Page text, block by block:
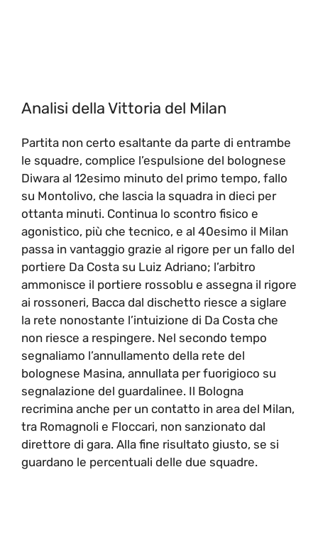
Analisi della Vittoria del Milan
Partita non certo esaltante da parte di entrambe
le squadre, complice l’espulsione del bolognese
Diwara al 12esimo minuto del primo tempo, fallo
su Montolivo, che lascia la squadra in dieci per
ottanta minuti. Continua lo scontro fisico e
agonistico, più che tecnico, e al 40esimo il Milan
passa in vantaggio grazie al rigore per un fallo del
portiere Da Costa su Luiz Adriano; l’arbitro
ammonisce il portiere rossoblu e assegna il rigore
ai rossoneri, Bacca dal dischetto riesce a siglare
la rete nonostante l’intuizione di Da Costa che
non riesce a respingere. Nel secondo tempo
segnaliamo l’annullamento della rete del
bolognese Masina, annullata per fuorigioco su
segnalazione del guardalinee. Il Bologna
recrimina anche per un contatto in area del Milan,
tra Romagnoli e Floccari, non sanzionato dal
direttore di gara. Alla fine risultato giusto, se si
guardano le percentuali delle due squadre.